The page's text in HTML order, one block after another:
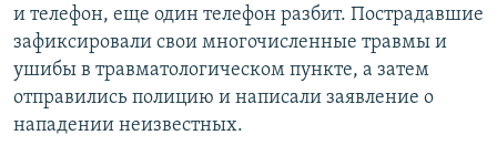
и телефон, еще один телефон разбит. Пострадавшие
зафиксировали свои многочисленные травмы и
ушибы в травматологическом пункте, а затем
отправились полицию и написали заявление о
нападении неизвестных.